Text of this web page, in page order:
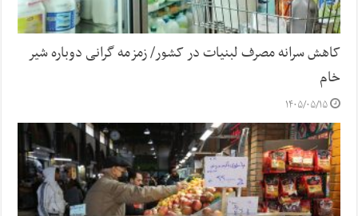
کاهش سرانه مصرف لبنیات در کشور/ زمزمه گرانی دوباره شیر
خام
۱۴۰۵/۰۵/۱۵